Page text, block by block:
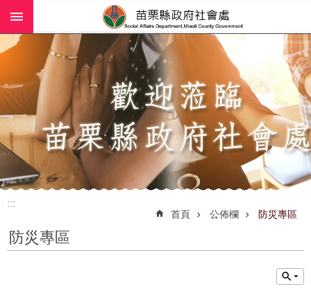
跳到主要內容區塊
進
業
務
介
社
(師)
服
:::
首頁 公佈欄 防災專區
防災專區